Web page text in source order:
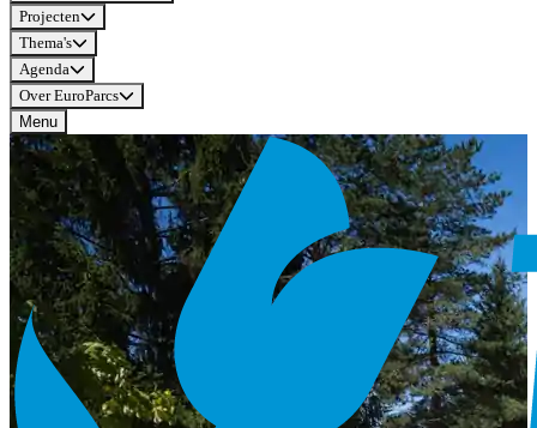
Projecten
Thema's
Agenda
Over EuroParcs
Menu